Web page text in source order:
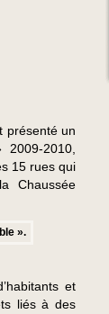
présenté un
2010,
15 rues qui
Chaussée
».
et
liés à des